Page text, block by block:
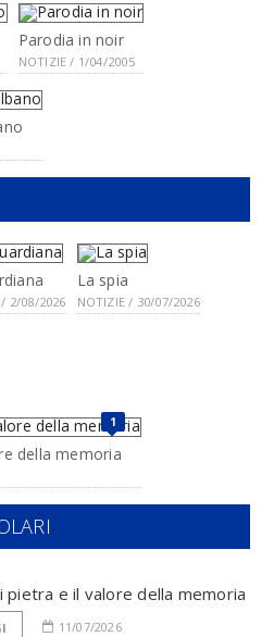
Parodia in noir
NOTIZIE / 1/04/2005
2/08/2026
La spia
NOTIZIE / 30/07/2026
1
della memoria
pietra e il valore della memoria
11/07/2026